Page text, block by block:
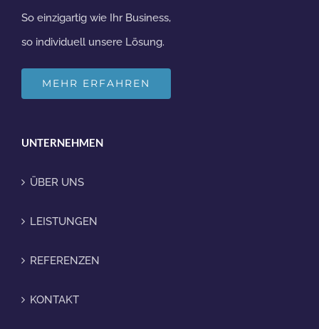
So einzigartig wie Ihr Business,
so individuell unsere Lösung.
MEHR ERFAHREN
UNTERNEHMEN
ÜBER UNS
LEISTUNGEN
REFERENZEN
KONTAKT